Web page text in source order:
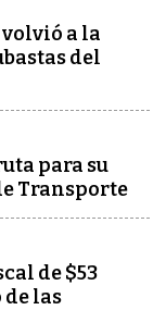
volvió a la
del
para su
Transporte
de $53
las